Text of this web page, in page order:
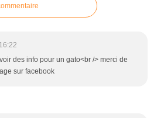
des info pour un gato<br /> merci de
sur facebook